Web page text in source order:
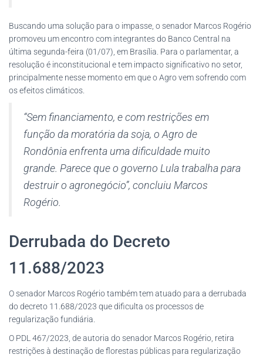
Buscando uma solução para o impasse, o senador Marcos Rogério
promoveu um encontro com integrantes do Banco Central na
última segunda-feira (01/07), em Brasília. Para o parlamentar, a
resolução é inconstitucional e tem impacto significativo no setor,
principalmente nesse momento em que o Agro vem sofrendo com
os efeitos climáticos.
“Sem financiamento, e com restrições em
função da moratória da soja, o Agro de
Rondônia enfrenta uma dificuldade muito
grande. Parece que o governo Lula trabalha para
destruir o agronegócio”, concluiu Marcos
Rogério.
Derrubada do Decreto
11.688/2023
O senador Marcos Rogério também tem atuado para a derrubada
do decreto 11.688/2023 que dificulta os processos de
regularização fundiária.
O PDL 467/2023, de autoria do senador Marcos Rogério, retira
restrições à destinação de florestas públicas para regularização